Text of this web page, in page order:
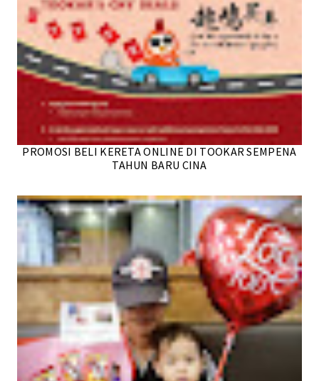
PROMOSI BELI KERETA ONLINE DI TOOKAR SEMPENA
TAHUN BARU CINA